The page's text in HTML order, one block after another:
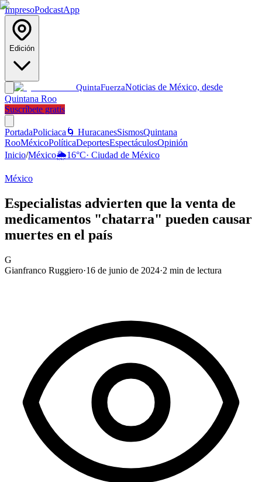
ImpresoPodcastApp
Edición
QuintaFuerzaNoticias de México, desde
Quintana Roo
Suscríbete gratis
PortadaPoliciaca 🌀 HuracanesSismosQuintana
RooMéxicoPolíticaDeportesEspectáculosOpinión
Inicio/México🌦️16°C· Ciudad de México
México
Especialistas advierten que la venta de
medicamentos "chatarra" pueden causar
muertes en el país
G
Gianfranco Ruggiero·16 de junio de 2024·2 min de lectura